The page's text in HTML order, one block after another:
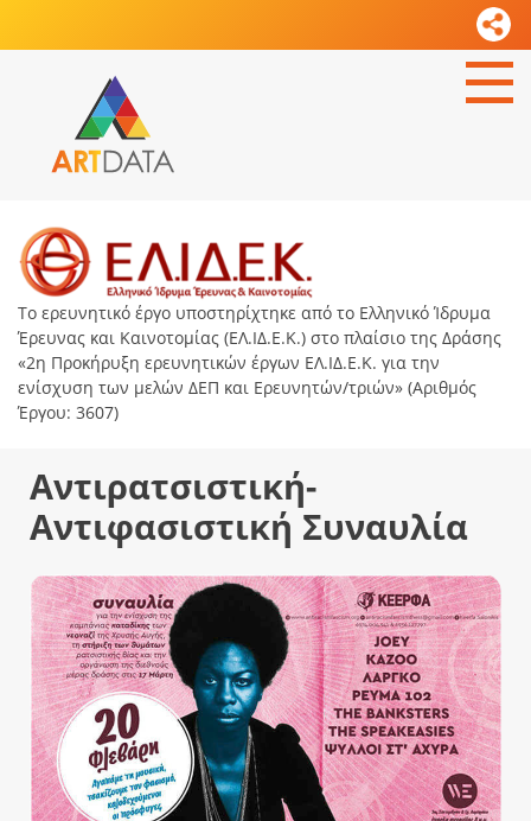
Το ερευνητικό έργο υποστηρίχτηκε από το Ελληνικό Ίδρυμα
Έρευνας και Καινοτομίας (ΕΛ.ΙΔ.Ε.Κ.) στο πλαίσιο της Δράσης
«2η Προκήρυξη ερευνητικών έργων ΕΛ.ΙΔ.Ε.Κ. για την
ενίσχυση των μελών ΔΕΠ και Ερευνητών/τριών» (Αριθμός
Έργου: 3607)
Αντιρατσιστική-
Αντιφασιστική Συναυλία